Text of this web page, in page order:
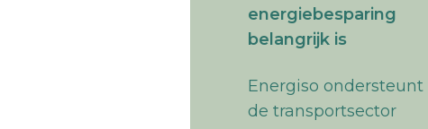
energiebesparing
belangrijk is
‍Energiso ondersteunt
de transportsector